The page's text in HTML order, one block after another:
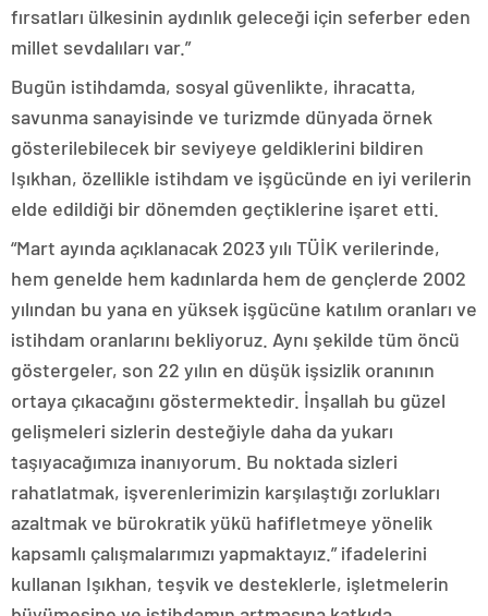
fırsatları ülkesinin aydınlık geleceği için seferber eden
millet sevdalıları var.”
Bugün istihdamda, sosyal güvenlikte, ihracatta,
savunma sanayisinde ve turizmde dünyada örnek
gösterilebilecek bir seviyeye geldiklerini bildiren
Işıkhan, özellikle istihdam ve işgücünde en iyi verilerin
elde edildiği bir dönemden geçtiklerine işaret etti.
“Mart ayında açıklanacak 2023 yılı TÜİK verilerinde,
hem genelde hem kadınlarda hem de gençlerde 2002
yılından bu yana en yüksek işgücüne katılım oranları ve
istihdam oranlarını bekliyoruz. Aynı şekilde tüm öncü
göstergeler, son 22 yılın en düşük işsizlik oranının
ortaya çıkacağını göstermektedir. İnşallah bu güzel
gelişmeleri sizlerin desteğiyle daha da yukarı
taşıyacağımıza inanıyorum. Bu noktada sizleri
rahatlatmak, işverenlerimizin karşılaştığı zorlukları
azaltmak ve bürokratik yükü hafifletmeye yönelik
kapsamlı çalışmalarımızı yapmaktayız.” ifadelerini
kullanan Işıkhan, teşvik ve desteklerle, işletmelerin